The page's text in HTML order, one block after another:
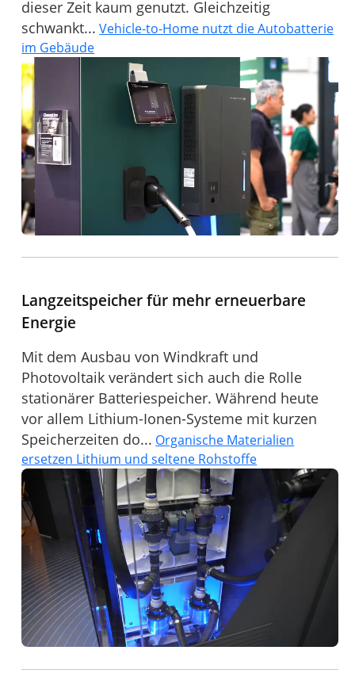
dieser Zeit kaum genutzt. Gleichzeitig
schwankt... Vehicle-to-Home nutzt die Autobatterie
im Gebäude
Langzeitspeicher für mehr erneuerbare
Energie
Mit dem Ausbau von Windkraft und
Photovoltaik verändert sich auch die Rolle
stationärer Batteriespeicher. Während heute
vor allem Lithium-Ionen-Systeme mit kurzen
Speicherzeiten do... Organische Materialien
ersetzen Lithium und seltene Rohstoffe